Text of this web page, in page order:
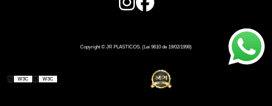
Copyright © JR PLASTICOS. (Lei 9610 de 19/02/1998)
W3C W3C